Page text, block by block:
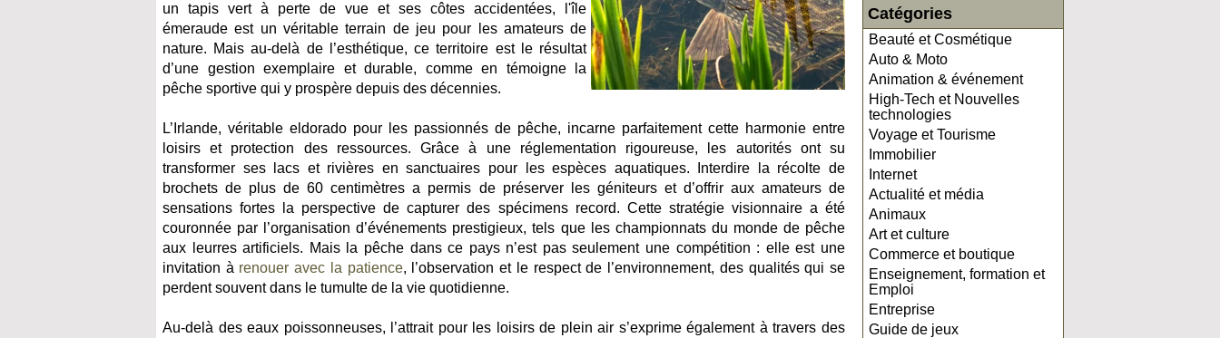
Catégories
Beauté et Cosmétique
Auto & Moto
Animation & événement
High-Tech et Nouvelles
technologies
Voyage et Tourisme
Immobilier
Internet
Actualité et média
Animaux
Art et culture
Commerce et boutique
Enseignement, formation et
Emploi
Entreprise
Guide de jeux
un tapis vert à perte de vue et ses côtes accidentées, l'île
émeraude est un véritable terrain de jeu pour les amateurs de
nature. Mais au-delà de l’esthétique, ce territoire est le résultat
d’une gestion exemplaire et durable, comme en témoigne la
pêche sportive qui y prospère depuis des décennies.
L’Irlande, véritable eldorado pour les passionnés de pêche, incarne parfaitement cette harmonie entre
loisirs et protection des ressources. Grâce à une réglementation rigoureuse, les autorités ont su
transformer ses lacs et rivières en sanctuaires pour les espèces aquatiques. Interdire la récolte de
brochets de plus de 60 centimètres a permis de préserver les géniteurs et d’offrir aux amateurs de
sensations fortes la perspective de capturer des spécimens record. Cette stratégie visionnaire a été
couronnée par l’organisation d’événements prestigieux, tels que les championnats du monde de pêche
aux leurres artificiels. Mais la pêche dans ce pays n’est pas seulement une compétition : elle est une
invitation à renouer avec la patience, l’observation et le respect de l’environnement, des qualités qui se
perdent souvent dans le tumulte de la vie quotidienne.
Au-delà des eaux poissonneuses, l’attrait pour les loisirs de plein air s’exprime également à travers des